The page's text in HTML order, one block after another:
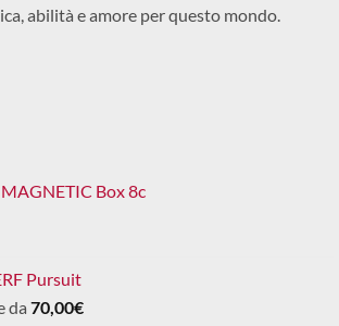
abilità e amore per questo mondo.
Box 8c
Pursuit
da 70,00€